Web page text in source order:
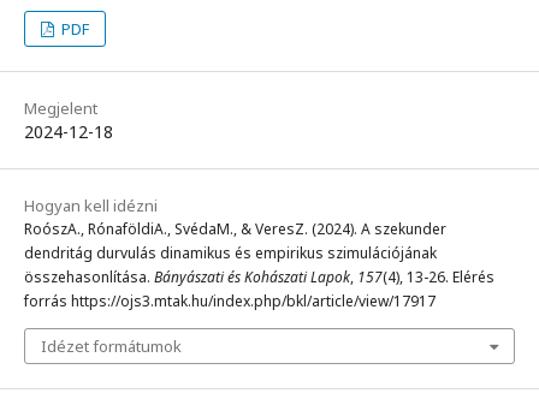
PDF
Megjelent
2024-12-18
Hogyan kell idézni
RoószA., RónaföldiA., SvédaM., & VeresZ. (2024). A szekunder
dendritág durvulás dinamikus és empirikus szimulációjának
összehasonlítása. Bányászati és Kohászati Lapok, 157(4), 13-26. Elérés
forrás https://ojs3.mtak.hu/index.php/bkl/article/view/17917
Idézet formátumok